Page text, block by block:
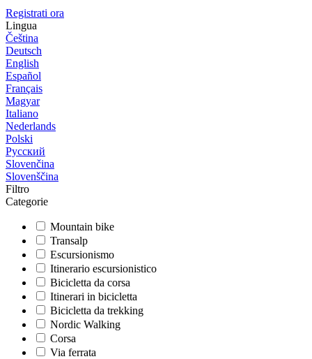
Registrati ora
Lingua
Čeština
Deutsch
English
Español
Français
Magyar
Italiano
Nederlands
Polski
Русский
Slovenčina
Slovenščina
Filtro
Categorie
Mountain bike
Transalp
Escursionismo
Itinerario escursionistico
Bicicletta da corsa
Itinerari in bicicletta
Bicicletta da trekking
Nordic Walking
Corsa
Via ferrata